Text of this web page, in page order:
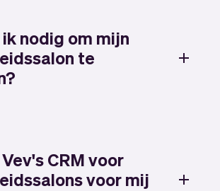
nodig om mijn
te
CRM voor
voor mij